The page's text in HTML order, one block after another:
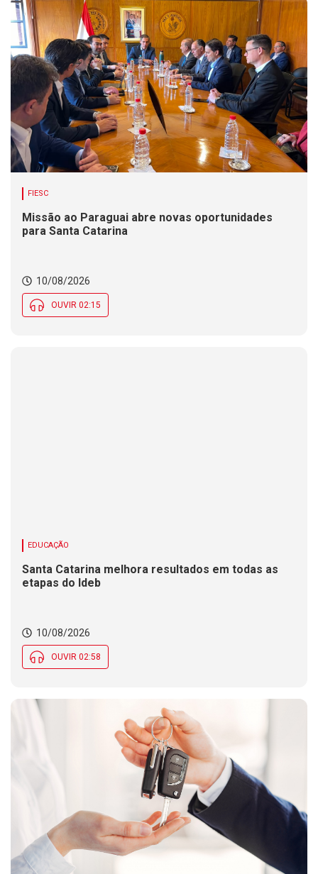
FIESC
Missão ao Paraguai abre novas oportunidades
para Santa Catarina
10/08/2026
OUVIR 02:15
EDUCAÇÃO
Santa Catarina melhora resultados em todas as
etapas do Ideb
10/08/2026
OUVIR 02:58